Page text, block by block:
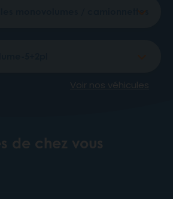
Voir nos véhicules
de chez vous